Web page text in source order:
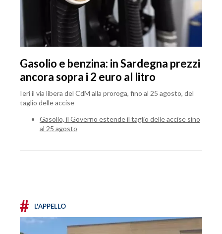
Gasolio e benzina: in Sardegna prezzi
ancora sopra i 2 euro al litro
Ieri il via libera del CdM alla proroga, fino al 25 agosto, del
taglio delle accise
Gasolio, il Governo estende il taglio delle accise sino
al 25 agosto
# L'APPELLO